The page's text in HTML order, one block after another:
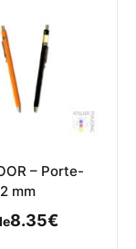
– Porte-
mm
8.35€